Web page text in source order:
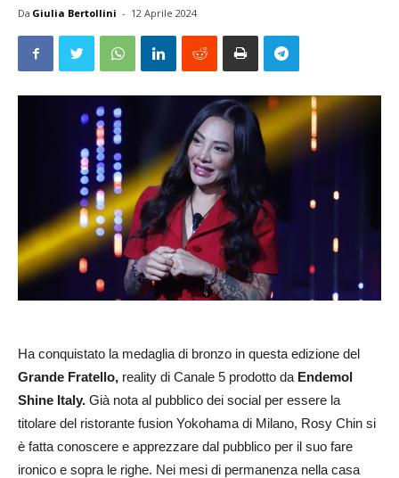
Da Giulia Bertollini - 12 Aprile 2024
Ha conquistato la medaglia di bronzo in questa edizione del
Grande Fratello, reality di Canale 5 prodotto da Endemol
Shine Italy. Già nota al pubblico dei social per essere la
titolare del ristorante fusion Yokohama di Milano, Rosy Chin si
è fatta conoscere e apprezzare dal pubblico per il suo fare
ironico e sopra le righe. Nei mesi di permanenza nella casa